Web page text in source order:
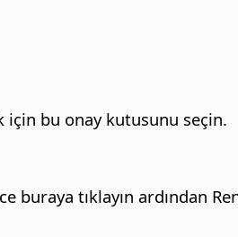
bu onay kutusunu seçin.
tıklayın ardından